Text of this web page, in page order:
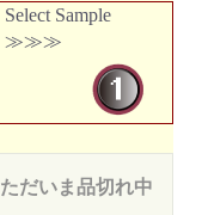
Select Sample
≫≫≫
ただいま品切れ中